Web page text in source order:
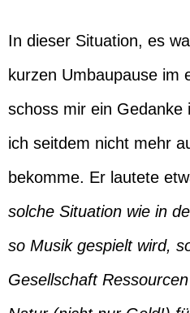
In dieser Situation, es
kurzen Umbaupause im
schoss mir ein Gedanke
ich seitdem nicht mehr
bekomme. Er lautete
solche Situation wie in
so Musik gespielt wird,
Gesellschaft